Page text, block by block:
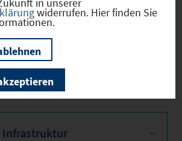
Infrastruktur
in unserer
widerrufen. Hier finden Sie